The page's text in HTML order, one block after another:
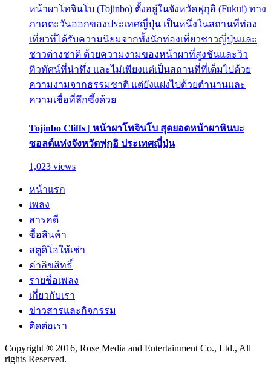
หน้าผาโทจินโบ (Tojinbo) ตั้งอยู่ในจังหวัดฟุกุอิ (Fukui) ทาง
ภาคตะวันออกของประเทศญี่ปุ่น เป็นหนึ่งในสถานที่ท่อง
เที่ยวที่ได้รับความนิยมจากทั้งนักท่องเที่ยวชาวญี่ปุ่นและ
ชาวต่างชาติ ด้วยความงามของหน้าผาที่สูงชันและวิว
ทิวทัศน์ที่น่าทึ่ง และไม่เพียงแต่เป็นสถานที่ที่เต็มไปด้วย
ความงามจากธรรมชาติ แต่ยังแฝงไปด้วยตำนานและ
ความเชื่อที่ลึกซึ้งด้วย
Tojinbo Cliffs | หน้าผาโทจินโบ สุดยอดหน้าผาหินบะ
ซอลต์แห่งจังหวัดฟุกุอิ ประเทศญี่ปุ่น
1,023 views
หน้าแรก
เพลง
สารคดี
ซื้อสินค้า
สตูดิโอให้เช่า
ค่าลิขสิทธิ์
รายชื่อเพลง
เกี่ยวกับเรา
ข่าวสารและกิจกรรม
ติดต่อเรา
Copyright ® 2016, Rose Media and Entertainment Co., Ltd., All
rights Reserved.